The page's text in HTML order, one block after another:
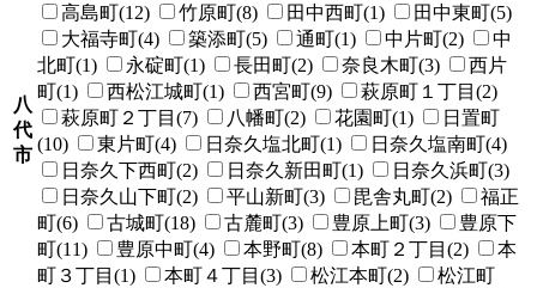
八
代
市
高島町(12)
竹原町(8) 田中西町(1)
田中東町(5)
大福寺町(4)
築添町(5) 通町(1) 中片町(2)
中
北町(1)
永碇町(1) 長田町(2) 奈良木町(3)
西片
町(1)
西松江城町(1) 西宮町(9)
萩原町１丁目(2)
萩原町２丁目(7)
八幡町(2) 花園町(1)
日置町
(10)
東片町(4) 日奈久塩北町(1)
日奈久塩南町(4)
日奈久下西町(2)
日奈久新田町(1)
日奈久浜町(3)
日奈久山下町(2)
平山新町(3) 毘舎丸町(2)
福正
町(6)
古城町(18) 古麓町(3) 豊原上町(3)
豊原下
町(11)
豊原中町(4) 本野町(8) 本町２丁目(2)
本
町３丁目(1)
本町４丁目(3) 松江本町(2)
松江町